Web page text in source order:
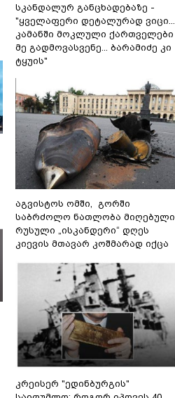
სკანდალურ განცხადებაზე -
"ყველაფერი დეტალურად ვიცი...
კამანში მოკლული ქართველები
მე გადმოვასვენე... ბარამიძე კი
ტყუის"
აგვისტოს ომში, გორში
საბრძოლო ნათლობა მიღებული
რუსული „ისკანდერი“ დღეს
კიევის მთავარ კოშმარად იქცა
კრეისერ "ედინბურგის"